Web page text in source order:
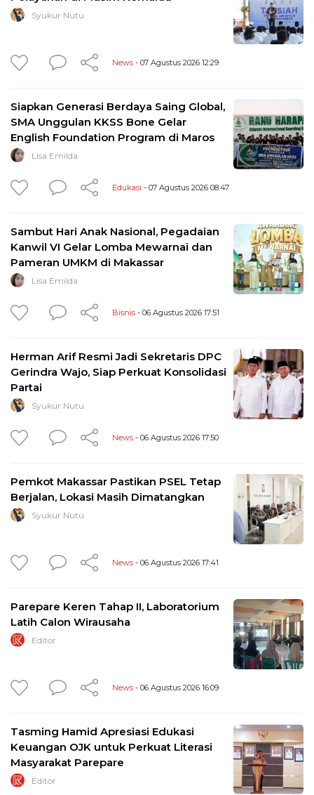
Syukur Nutu
News - 07 Agustus 2026 12:29
Siapkan Generasi Berdaya Saing Global,
SMA Unggulan KKSS Bone Gelar
English Foundation Program di Maros
Lisa Emilda
Edukasi - 07 Agustus 2026 08:47
Sambut Hari Anak Nasional, Pegadaian
Kanwil VI Gelar Lomba Mewarnai dan
Pameran UMKM di Makassar
Lisa Emilda
Bisnis - 06 Agustus 2026 17:51
Herman Arif Resmi Jadi Sekretaris DPC
Gerindra Wajo, Siap Perkuat Konsolidasi
Partai
Syukur Nutu
News - 06 Agustus 2026 17:50
Pemkot Makassar Pastikan PSEL Tetap
Berjalan, Lokasi Masih Dimatangkan
Syukur Nutu
News - 06 Agustus 2026 17:41
Parepare Keren Tahap II, Laboratorium
Latih Calon Wirausaha
Editor
News - 06 Agustus 2026 16:09
Tasming Hamid Apresiasi Edukasi
Keuangan OJK untuk Perkuat Literasi
Masyarakat Parepare
Editor